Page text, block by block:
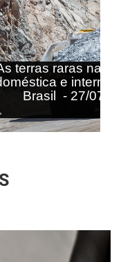
do
Próximo